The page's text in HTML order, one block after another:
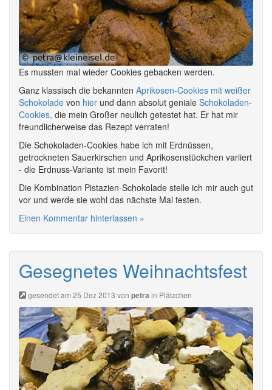
Es mussten mal wieder Cookies gebacken werden.
Ganz klassisch die bekannten Aprikosen-Cookies mit weißer
Schokolade von hier und dann absolut geniale Schokoladen-
Cookies, die mein Großer neulich getestet hat. Er hat mir
freundlicherweise das Rezept verraten!
Die Schokoladen-Cookies habe ich mit Erdnüssen,
getrockneten Sauerkirschen und Aprikosenstückchen variiert
- die Erdnuss-Variante ist mein Favorit!
Die Kombination Pistazien-Schokolade stelle ich mir auch gut
vor und werde sie wohl das nächste Mal testen.
Einen Kommentar hinterlassen »
Gesegnetes Weihnachtsfest
gesendet am 25 Dez 2013 von petra in Plätzchen